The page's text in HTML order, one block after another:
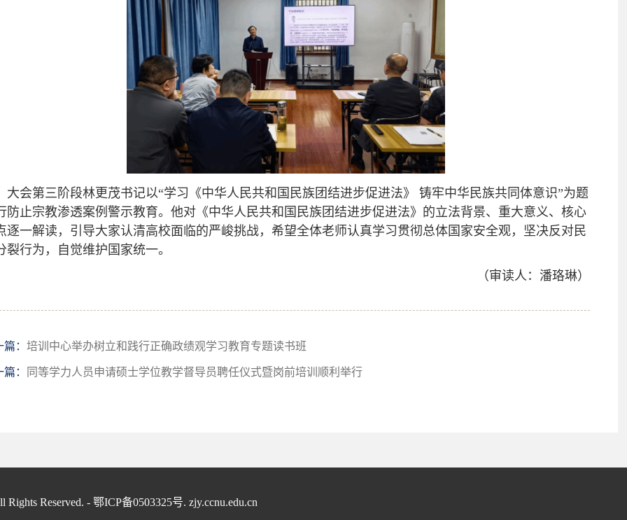
大会第三阶段林更茂书记以“学习《中华人民共和国民族团结进步促进法》 铸牢中华民族共同体意识”为题
防止宗教渗透案例警示教育。他对《中华人民共和国民族团结进步促进法》的立法背景、重大意义、核心
逐一解读，引导大家认清高校面临的严峻挑战，希望全体老师认真学习贯彻总体国家安全观，坚决反对民
裂行为，自觉维护国家统一。
（审读人：潘珞琳）
篇：培训中心举办树立和践行正确政绩观学习教育专题读书班
： 同等学力人员申请硕士学位教学督导员聘任仪式暨岗前培训顺利举行
Reserved. - 鄂ICP备0503325号. zjy.ccnu.edu.cn